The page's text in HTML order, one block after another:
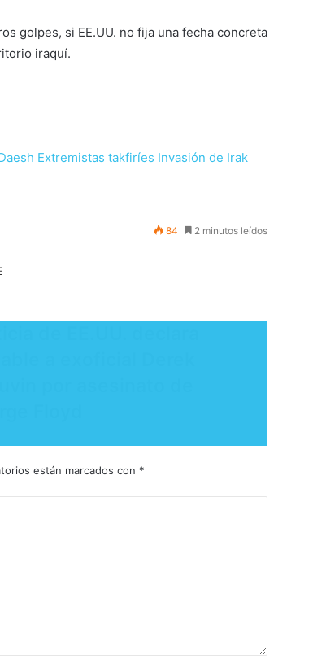
golpes, si EE.UU. no fija una fecha concreta
iraquí.
Extremistas takfiríes Invasión de Irak
84 2 minutos leídos
están marcados con *